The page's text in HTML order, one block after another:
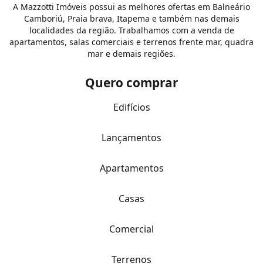
A Mazzotti Imóveis possui as melhores ofertas em Balneário
Camboriú, Praia brava, Itapema e também nas demais
localidades da região. Trabalhamos com a venda de
apartamentos, salas comerciais e terrenos frente mar, quadra
mar e demais regiões.
Quero comprar
Edifícios
Lançamentos
Apartamentos
Casas
Comercial
Terrenos